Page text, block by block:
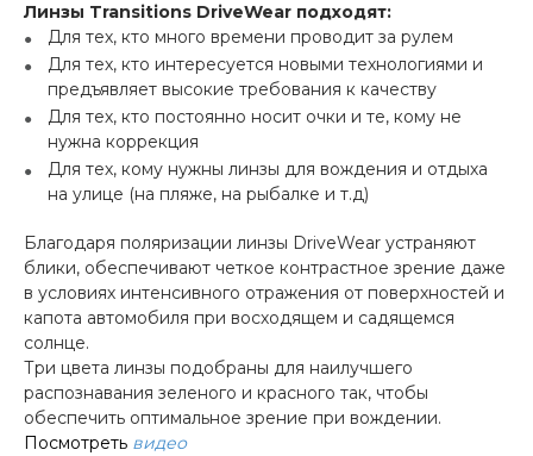
Линзы Transitions DriveWear подходят:
Для тех, кто много времени проводит за рулем
Для тех, кто интересуется новыми технологиями и
предъявляет высокие требования к качеству
Для тех, кто постоянно носит очки и те, кому не
нужна коррекция
Для тех, кому нужны линзы для вождения и отдыха
на улице (на пляже, на рыбалке и т.д)
Благодаря поляризации линзы DriveWear устраняют
блики, обеспечивают четкое контрастное зрение даже
в условиях интенсивного отражения от поверхностей и
капота автомобиля при восходящем и садящемся
солнце.
Три цвета линзы подобраны для наилучшего
распознавания зеленого и красного так, чтобы
обеспечить оптимальное зрение при вождении.
Посмотреть видео